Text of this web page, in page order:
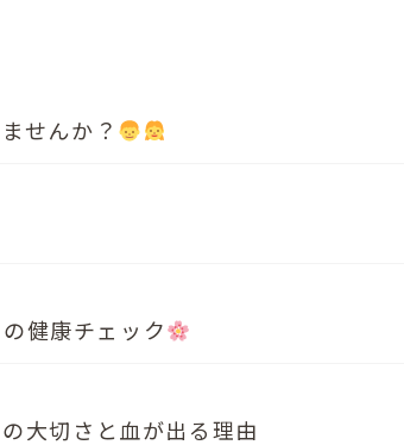
せんか？
健康チェック
大切さと血が出る理由